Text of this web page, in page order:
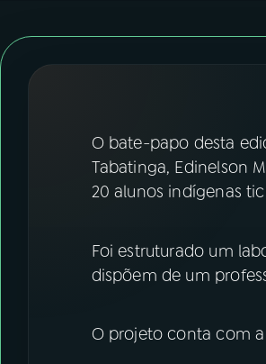
FESTIVAL DE MÚSICA
ACOMPANHE A RÁDIO NACIONAL
Instagram X
O bate-papo desta
Tabatinga, Edinelson
20 alunos indígenas
Foi estruturado um
dispõem de um
O projeto conta com